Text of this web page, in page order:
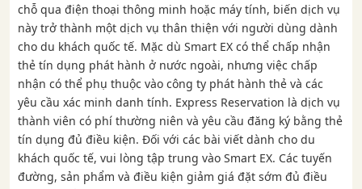
chỗ qua điện thoại thông minh hoặc máy tính, biến dịch vụ
này trở thành một dịch vụ thân thiện với người dùng dành
cho du khách quốc tế. Mặc dù Smart EX có thể chấp nhận
thẻ tín dụng phát hành ở nước ngoài, nhưng việc chấp
nhận có thể phụ thuộc vào công ty phát hành thẻ và các
yêu cầu xác minh danh tính. Express Reservation là dịch vụ
thành viên có phí thường niên và yêu cầu đăng ký bằng thẻ
tín dụng đủ điều kiện. Đối với các bài viết dành cho du
khách quốc tế, vui lòng tập trung vào Smart EX. Các tuyến
đường, sản phẩm và điều kiện giảm giá đặt sớm đủ điều